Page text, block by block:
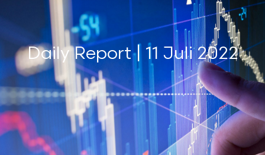
Daily Report | 11 Juli 2022